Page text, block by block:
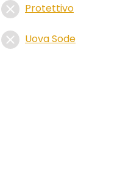
Protettivo
Uova Sode